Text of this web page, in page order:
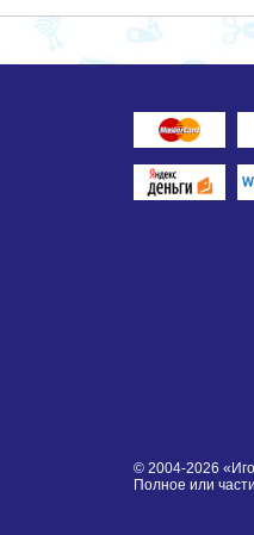
© 2004-2026
Полное или